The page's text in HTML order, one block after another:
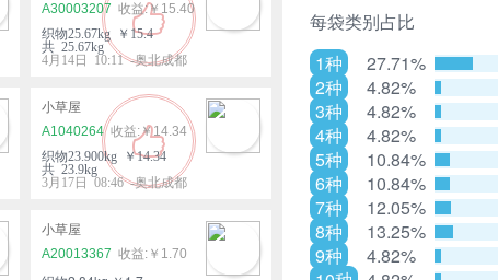
A30003207
￥15.40
织物25.67kg ￥15.4
共 25.67kg
4月14日 10:11 -奥北成都
小草屋
A1040264
￥14.34
织物23.900kg ￥14.34
共 23.9kg
3月17日 08:46 -奥北成都
小草屋
A20013367
￥1.70
每袋类别占比
1种
27.71%
2种
4.82%
3种
4.82%
4种
4.82%
5种
10.84%
6种
10.84%
7种
12.05%
8种
13.25%
9种
4.82%